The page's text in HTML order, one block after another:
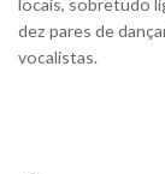
locais, sobretudo
dez pares de
vocalistas.